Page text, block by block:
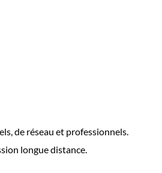
de réseau et professionnels.
longue distance.